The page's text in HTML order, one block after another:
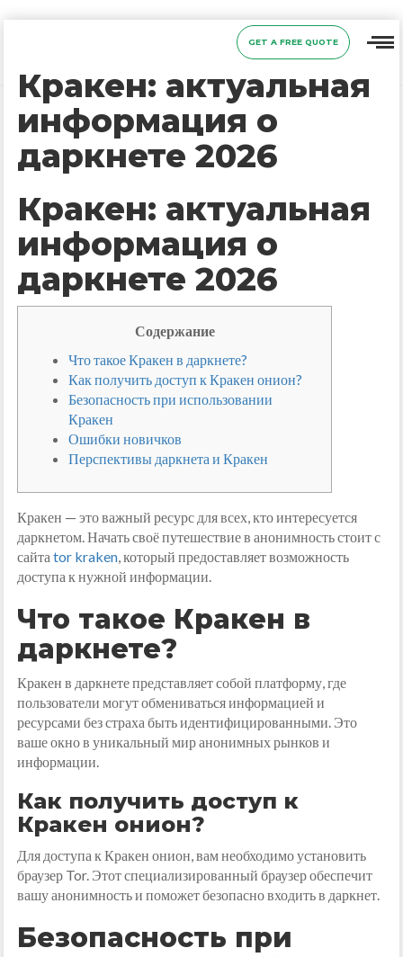
GET A FREE QUOTE
Кракен: актуальная
информация о
даркнете 2026
Кракен: актуальная
информация о
даркнете 2026
Содержание
Что такое Кракен в даркнете?
Как получить доступ к Кракен онион?
Безопасность при использовании
Кракен
Ошибки новичков
Перспективы даркнета и Кракен
Кракен — это важный ресурс для всех, кто интересуется
даркнетом. Начать своё путешествие в анонимность стоит с
сайтаtor kraken, который предоставляет возможность
доступа к нужной информации.
Что такое Кракен в
даркнете?
Кракен в даркнете представляет собой платформу, где
пользователи могут обмениваться информацией и
ресурсами без страха быть идентифицированными. Это
ваше окно в уникальный мир анонимных рынков и
информации.
Как получить доступ к
Кракен онион?
Для доступа к Кракен онион, вам необходимо установить
браузер Tor. Этот специализированный браузер обеспечит
вашу анонимность и поможет безопасно входить в даркнет.
Безопасность при